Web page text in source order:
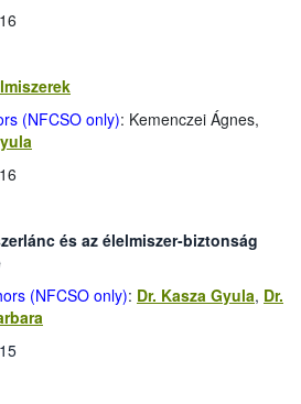
(NFCSO only): Kemenczei Ágnes,
és az élelmiszer-biztonság
(NFCSO only): Dr. Kasza Gyula, Dr.